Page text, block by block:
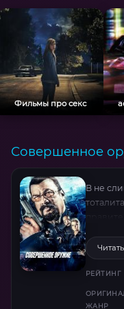
Фильмы про секс
Совершенное
В не
любые
РЕЙТИНГ
ЖАНР